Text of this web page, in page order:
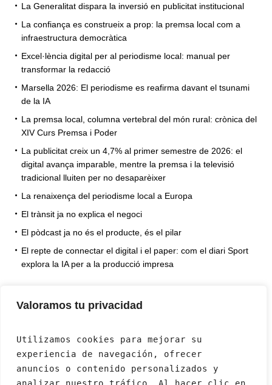
Valoramos tu privacidad
Utilizamos cookies para mejorar su
experiencia de navegación, ofrecer
anuncios o contenido personalizados y
La Generalitat dispara la inversió en publicitat institucional
La confiança es construeix a prop: la premsa local com a
infraestructura democràtica
Excel·lència digital per al periodisme local: manual per
transformar la redacció
Marsella 2026: El periodisme es reafirma davant el tsunami
de la IA
La premsa local, columna vertebral del món rural: crònica del
XIV Curs Premsa i Poder
La publicitat creix un 4,7% al primer semestre de 2026: el
digital avança imparable, mentre la premsa i la televisió
tradicional lluiten per no desaparèixer
La renaixença del periodisme local a Europa
El trànsit ja no explica el negoci
El pòdcast ja no és el producte, és el pilar
El repte de connectar el digital i el paper: com el diari Sport
explora la IA per a la producció impresa